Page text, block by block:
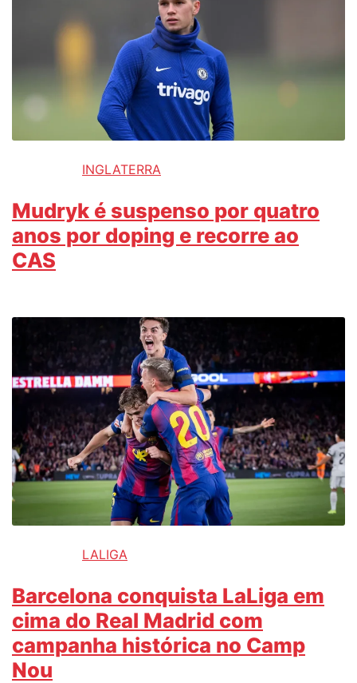
INGLATERRA
Mudryk é suspenso por quatro
anos por doping e recorre ao
CAS
LALIGA
Barcelona conquista LaLiga em
cima do Real Madrid com
campanha histórica no Camp
Nou